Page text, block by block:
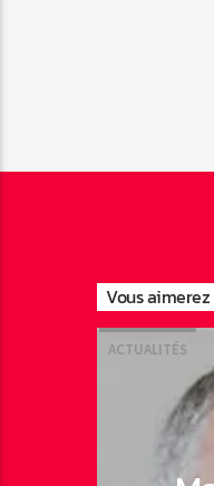
Vous aimerez
ACTUALITÉS